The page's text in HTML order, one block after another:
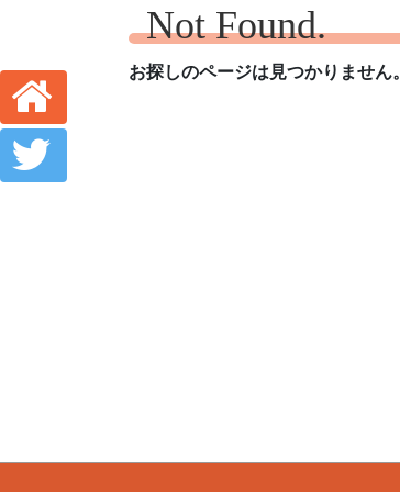
Not Found.
お探しのページは見つかりません。